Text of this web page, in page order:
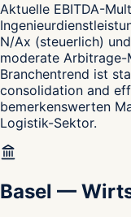
Aktuelle EBITDA-
N/Ax (steuerlich)
moderate
Branchentrend ist
consolidation and
bemerkenswerten
Logistik-Sektor.
Basel —